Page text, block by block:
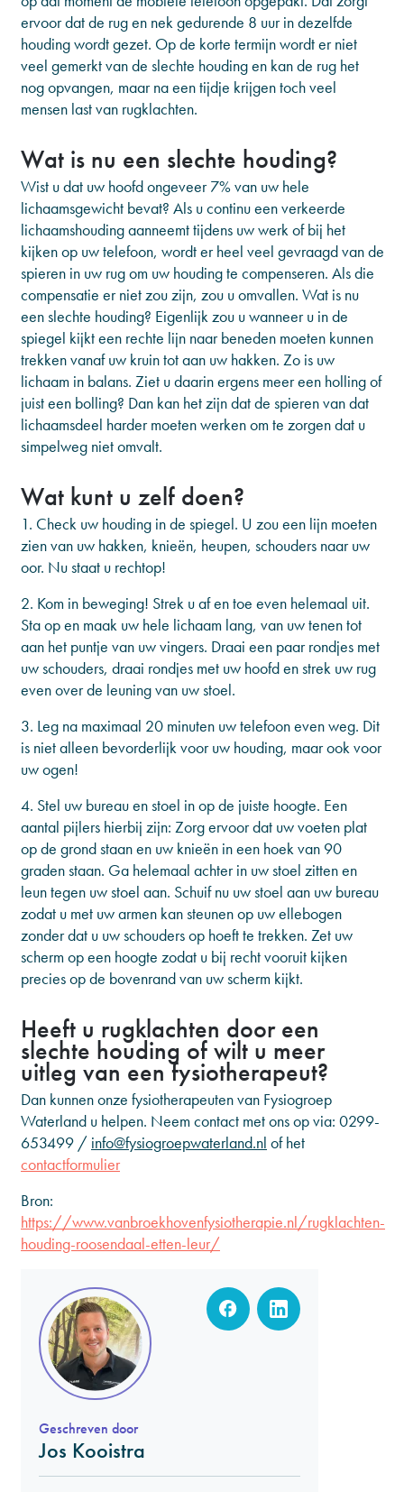
ervoor dat de rug en nek gedurende 8 uur in dezelfde
houding wordt gezet. Op de korte termijn wordt er niet
veel gemerkt van de slechte houding en kan de rug het
nog opvangen, maar na een tijdje krijgen toch veel
mensen last van rugklachten.
Wat is nu een slechte houding?
Wist u dat uw hoofd ongeveer 7% van uw hele
lichaamsgewicht bevat? Als u continu een verkeerde
lichaamshouding aanneemt tijdens uw werk of bij het
kijken op uw telefoon, wordt er heel veel gevraagd van de
spieren in uw rug om uw houding te compenseren. Als die
compensatie er niet zou zijn, zou u omvallen. Wat is nu
een slechte houding? Eigenlijk zou u wanneer u in de
spiegel kijkt een rechte lijn naar beneden moeten kunnen
trekken vanaf uw kruin tot aan uw hakken. Zo is uw
lichaam in balans. Ziet u daarin ergens meer een holling of
juist een bolling? Dan kan het zijn dat de spieren van dat
lichaamsdeel harder moeten werken om te zorgen dat u
simpelweg niet omvalt.
Wat kunt u zelf doen?
1. Check uw houding in de spiegel. U zou een lijn moeten
zien van uw hakken, knieën, heupen, schouders naar uw
oor. Nu staat u rechtop!
2. Kom in beweging! Strek u af en toe even helemaal uit.
Sta op en maak uw hele lichaam lang, van uw tenen tot
aan het puntje van uw vingers. Draai een paar rondjes met
uw schouders, draai rondjes met uw hoofd en strek uw rug
even over de leuning van uw stoel.
3. Leg na maximaal 20 minuten uw telefoon even weg. Dit
is niet alleen bevorderlijk voor uw houding, maar ook voor
uw ogen!
4. Stel uw bureau en stoel in op de juiste hoogte. Een
aantal pijlers hierbij zijn: Zorg ervoor dat uw voeten plat
op de grond staan en uw knieën in een hoek van 90
graden staan. Ga helemaal achter in uw stoel zitten en
leun tegen uw stoel aan. Schuif nu uw stoel aan uw bureau
zodat u met uw armen kan steunen op uw ellebogen
zonder dat u uw schouders op hoeft te trekken. Zet uw
scherm op een hoogte zodat u bij recht vooruit kijken
precies op de bovenrand van uw scherm kijkt.
Heeft u rugklachten door een
slechte houding of wilt u meer
uitleg van een fysiotherapeut?
Dan kunnen onze fysiotherapeuten van Fysiogroep
Waterland u helpen. Neem contact met ons op via: 0299-
653499 / info@fysiogroepwaterland.nl of het
contactformulier
Bron:
https://www.vanbroekhovenfysiotherapie.nl/rugklachten-
houding-roosendaal-etten-leur/
Geschreven door
Jos Kooistra